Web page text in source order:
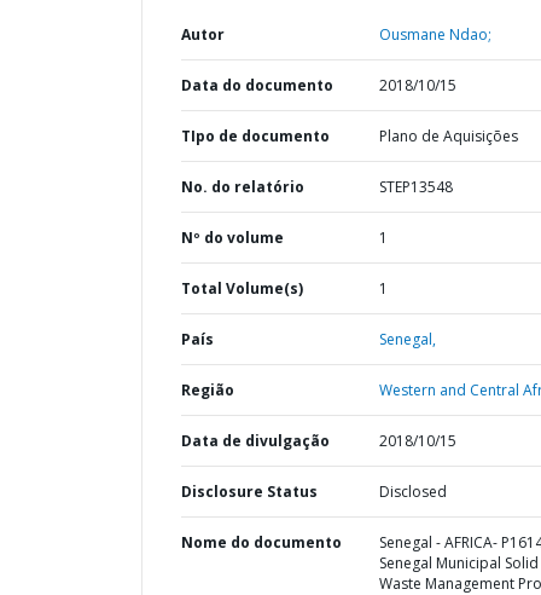
Autor Ousmane Ndao;
Data do documento 2018/10/15
TIpo de documento Plano de Aquisições
No. do relatório STEP13548
Nº do volume 1
Total Volume(s) 1
País Senegal,
Região Western and Central
Data de divulgação 2018/10/15
Disclosure Status Disclosed
Nome do documento
Senegal - AFRICA-
Senegal Municipal Solid
Waste Management